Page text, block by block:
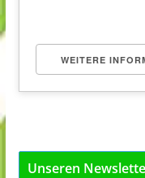
WEITERE
Unseren